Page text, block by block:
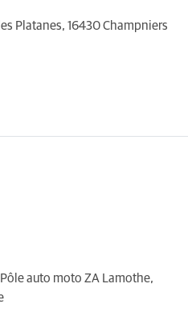
Platanes, 16430 Champniers
Pôle auto moto ZA Lamothe,